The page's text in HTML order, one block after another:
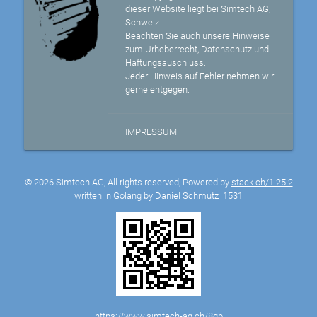
dieser Website liegt bei Simtech AG,
Schweiz.
Beachten Sie auch unsere Hinweise
zum Urheberrecht, Datenschutz und
Haftungsauschluss.
Jeder Hinweis auf Fehler nehmen wir
gerne entgegen.
IMPRESSUM
© 2026 Simtech AG, All rights reserved, Powered by stack.ch/1.25.2
written in Golang by Daniel Schmutz 1531